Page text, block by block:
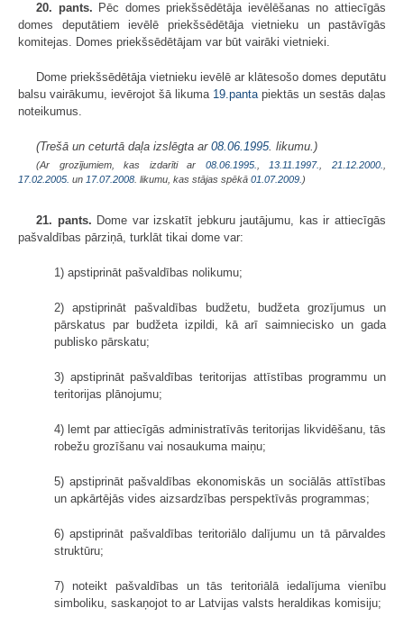
20. pants. Pēc domes priekšsēdētāja ievēlēšanas no attiecīgās
domes deputātiem ievēlē priekšsēdētāja vietnieku un pastāvīgās
komitejas. Domes priekšsēdētājam var būt vairāki vietnieki.
Dome priekšsēdētāja vietnieku ievēlē ar klātesošo domes deputātu
balsu vairākumu, ievērojot šā likuma 19.pantapiektās un sestās daļas
noteikumus.
(Trešā un ceturtā daļa izslēgta ar 08.06.1995. likumu.)
(Ar grozījumiem, kas izdarīti ar 08.06.1995. 13.11.1997. ,21.12.2000.
17.02.2005. un 17.07.2008 . likumu, kas stājas spēkā 01.07.2009. )
21. pants. Dome var izskatīt jebkuru jautājumu, kas ir attiecīgās
pašvaldības pārziņā, turklāt tikai dome var:
1) apstiprināt pašvaldības nolikumu;
2) apstiprināt pašvaldības budžetu, budžeta grozījumus un
pārskatus par budžeta izpildi, kā arī saimniecisko un gada
publisko pārskatu;
3) apstiprināt pašvaldības teritorijas attīstības programmu un
teritorijas plānojumu;
4) lemt par attiecīgās administratīvās teritorijas likvidēšanu, tās
robežu grozīšanu vai nosaukuma maiņu;
5) apstiprināt pašvaldības ekonomiskās un sociālās attīstības
un apkārtējās vides aizsardzības perspektīvās programmas;
6) apstiprināt pašvaldības teritoriālo dalījumu un tā pārvaldes
struktūru;
7) noteikt pašvaldības un tās teritoriālā iedalījuma vienību
simboliku, saskaņojot to ar Latvijas valsts heraldikas komisiju;